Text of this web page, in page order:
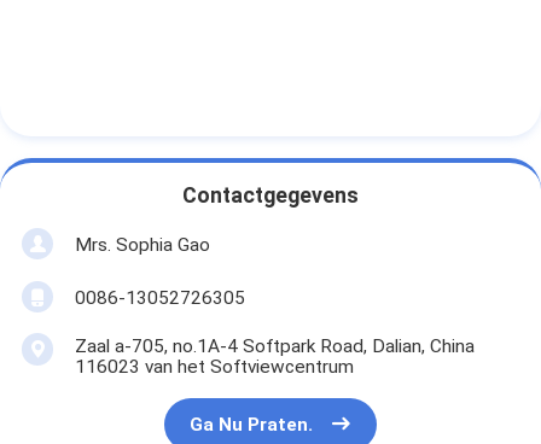
Contactgegevens
Mrs. Sophia Gao
0086-13052726305
Zaal a-705, no.1A-4 Softpark Road, Dalian, China
116023 van het Softviewcentrum
Ga Nu Praten.